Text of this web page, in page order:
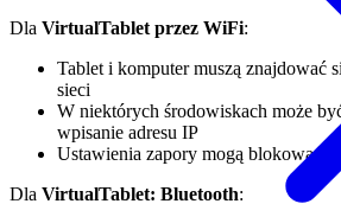
Dla VirtualTablet przez WiFi:
Tablet i komputer muszą znajdować
sieci
W niektórych środowiskach może
wpisanie adresu IP
Ustawienia zapory mogą blokować
Dla VirtualTablet: Bluetooth: